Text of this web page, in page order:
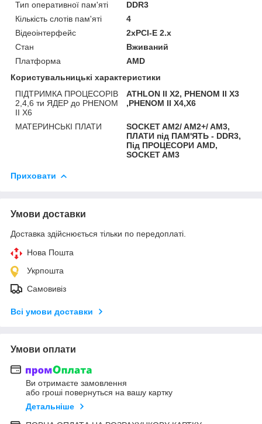
Тип оперативної пам'яті
DDR3
Кількість слотів пам'яті
4
Відеоінтерфейс
2xPCI-E 2.x
Стан
Вживаний
Платформа
AMD
Користувальницькі характеристики
ПІДТРИМКА ПРОЦЕСОРІВ
2,4,6 ти ЯДЕР до PHENOM
II X6
ATHLON II X2, PHENOM II X3
,PHENOM II X4,X6
МАТЕРИНСЬКІ ПЛАТИ
SOCKET AM2/ AM2+/ AM3,
ПЛАТИ під ПАМ'ЯТЬ - DDR3,
Під ПРОЦЕСОРИ AMD,
SOCKET AM3
Приховати
Умови доставки
Доставка здійснюється тільки по передоплаті.
Нова Пошта
Укрпошта
Самовивіз
Всі умови доставки
Умови оплати
Ви отримаєте замовлення
або гроші повернуться на вашу картку
Детальніше